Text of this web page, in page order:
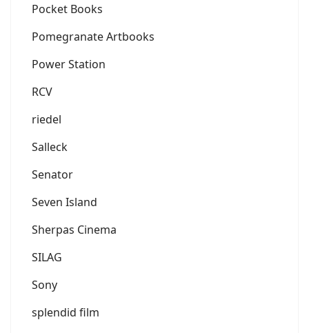
Pocket Books
Pomegranate Artbooks
Power Station
RCV
riedel
Salleck
Senator
Seven Island
Sherpas Cinema
SILAG
Sony
splendid film